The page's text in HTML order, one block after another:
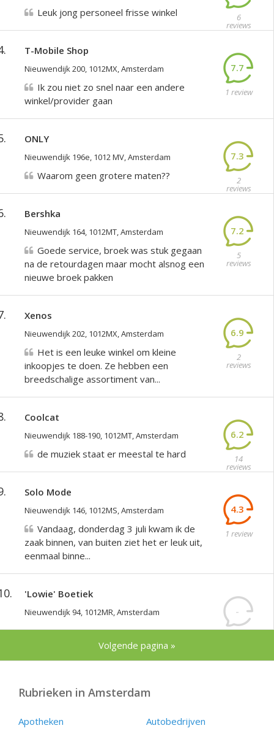
6
reviews
Leuk jong personeel frisse winkel
T-Mobile Shop
Nieuwendijk 200, 1012MX, Amsterdam 7.7
1 review
Ik zou niet zo snel naar een andere
winkel/provider gaan
ONLY
Nieuwendijk 196e, 1012 MV, Amsterdam 7.3
2
reviews
Waarom geen grotere maten??
Bershka
Nieuwendijk 164, 1012MT, Amsterdam 7.2
5
reviews
Goede service, broek was stuk gegaan
na de retourdagen maar mocht alsnog een
nieuwe broek pakken
Xenos
Nieuwendijk 202, 1012MX, Amsterdam 6.9
2
reviews
Het is een leuke winkel om kleine
inkoopjes te doen. Ze hebben een
breedschalige assortiment van...
Coolcat
Nieuwendijk 188-190, 1012MT, Amsterdam 6.2
14
reviews
de muziek staat er meestal te hard
Solo Mode
Nieuwendijk 146, 1012MS, Amsterdam 4.3
1 review
Vandaag, donderdag 3 juli kwam ik de
zaak binnen, van buiten ziet het er leuk uit,
eenmaal binne...
'Lowie' Boetiek
Nieuwendijk 94, 1012MR, Amsterdam -
Volgende pagina »
Rubrieken in Amsterdam
Apotheken
Autobedrijven